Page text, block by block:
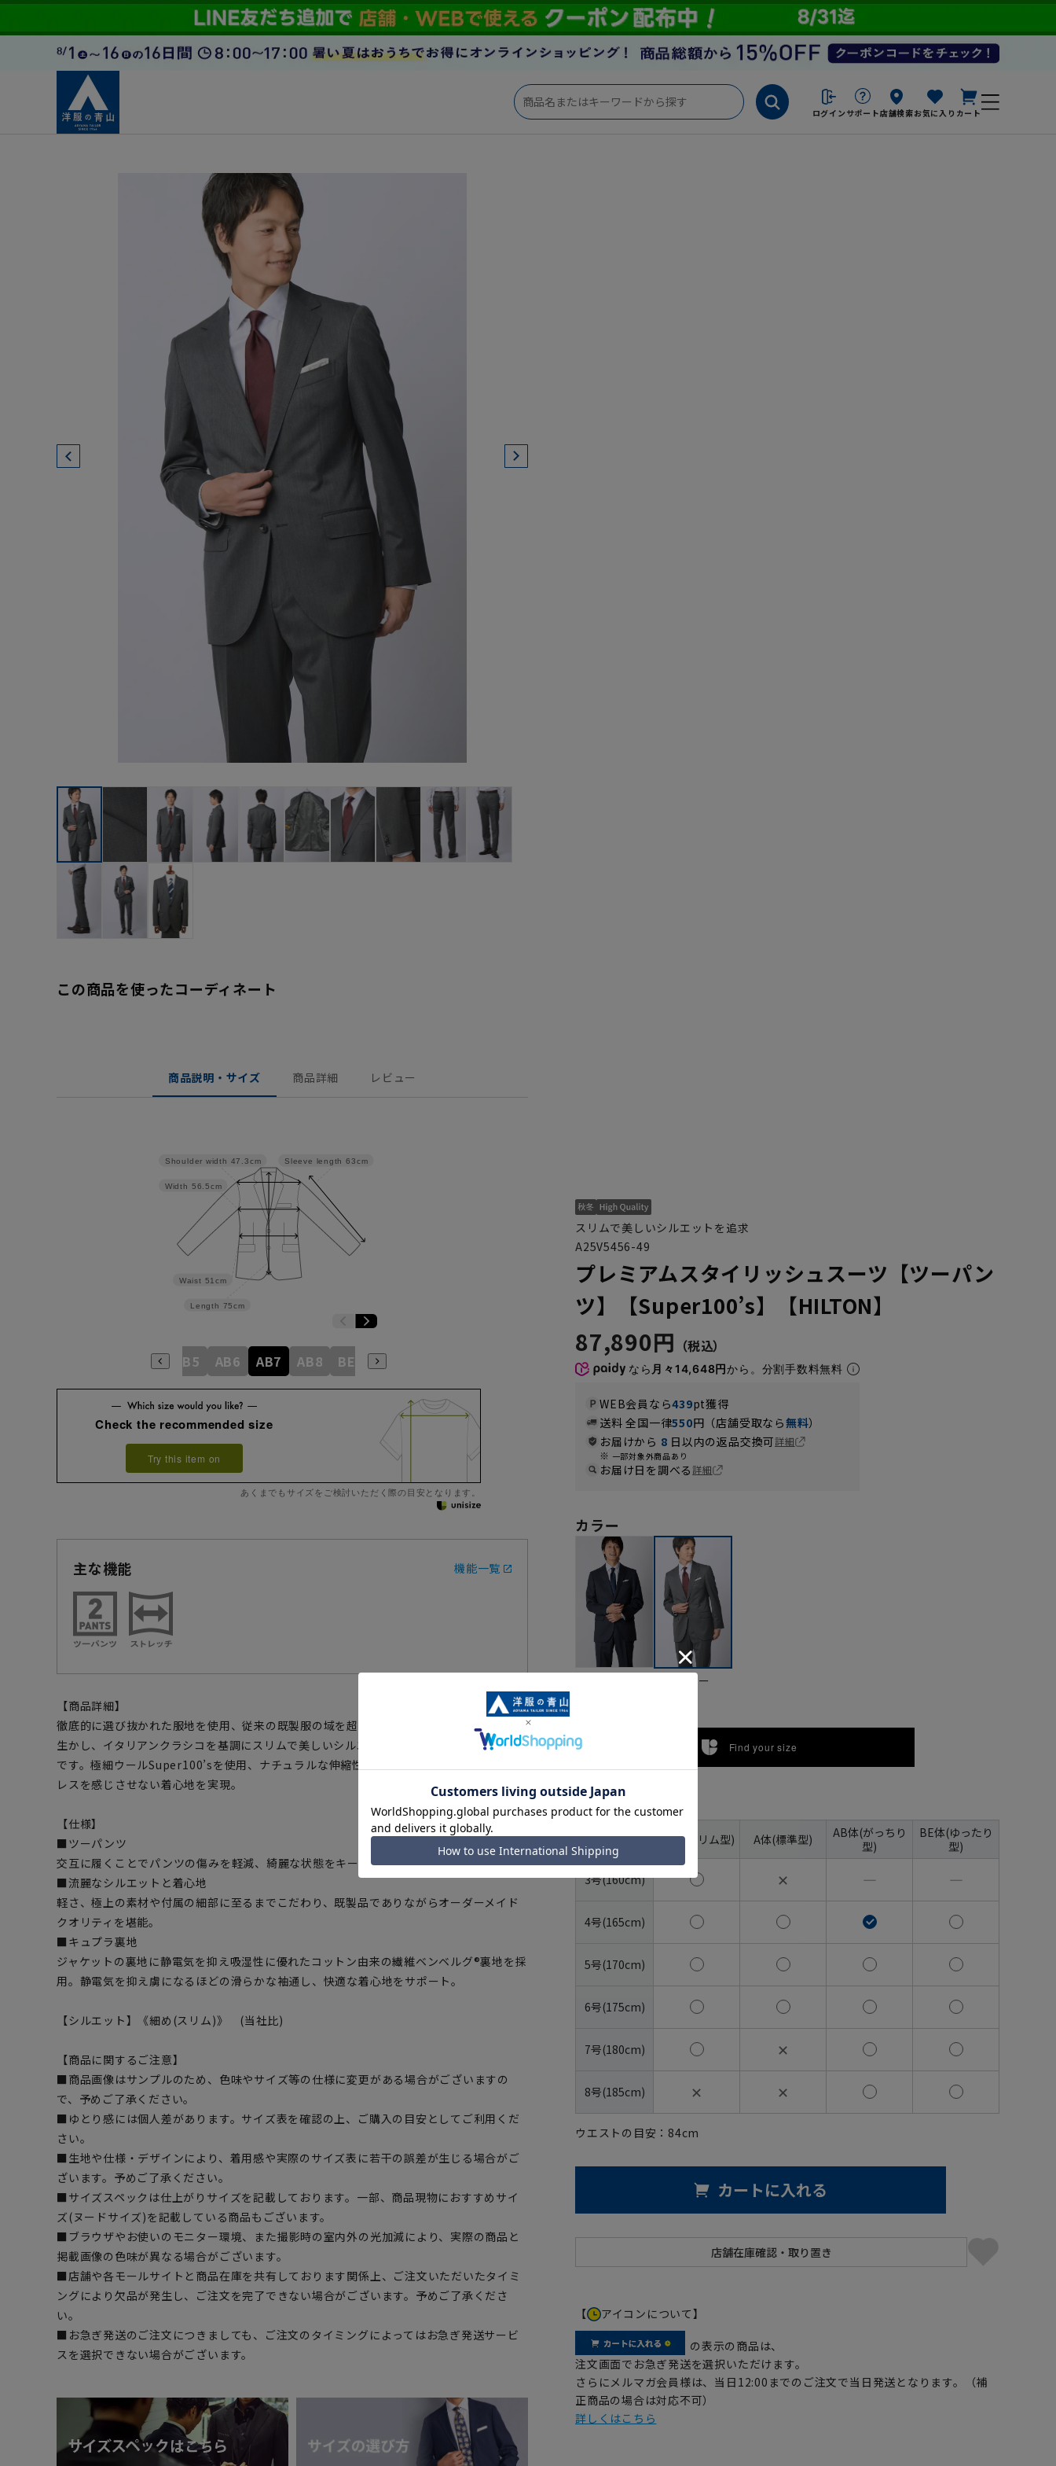
ログイン サポート店舗検索お気に入り カート
この商品を使ったコーディネート
商品説明・サイズ 商品詳細 レビュー
Sleeve length 63cm
Length 75cm
Waist 51cm
Width 56.5cm
Shoulder width 47.3cm
AB4 AB5 AB6 AB7 AB8 BE3 BE4 YA4 YA5 YA6 YA7 YA8
Check the recommended size
Try this item on
あくまでもサイズをご検討いただく際の目安となります。
主な機能 機能一覧
【商品詳細】
徹底的に選び抜かれた服地を使用、従来の既製服の域を超えたハンドメイドの縫製技術を
生かし、イタリアンクラシコを基調にスリムで美しいシルエットを追求した最高級スーツ
です。極細ウールSuper100’sを使用、ナチュラルな伸縮性と滑らかな肌触りを備え、スト
レスを感じさせない着心地を実現。
【仕様】
■ツーパンツ
交互に履くことでパンツの傷みを軽減、綺麗な状態をキープ。
■流麗なシルエットと着心地
軽さ、極上の素材や付属の細部に至るまでこだわり、既製品でありながらオーダーメイド
クオリティを堪能。
■キュプラ裏地
ジャケットの裏地に静電気を抑え吸湿性に優れたコットン由来の繊維ベンベルグ®裏地を採
用。静電気を抑え虜になるほどの滑らかな袖通し、快適な着心地をサポート。
【シルエット】《細め(スリム)》 (当社比)
【商品に関するご注意】
■商品画像はサンプルのため、色味やサイズ等の仕様に変更がある場合がございますの
で、予めご了承ください。
■ゆとり感には個人差があります。サイズ表を確認の上、ご購入の目安としてご利用くだ
さい。
■生地や仕様・デザインにより、着用感や実際のサイズ表に若干の誤差が生じる場合がご
ざいます。予めご了承ください。
■サイズスペックは仕上がりサイズを記載しております。一部、商品現物におすすめサイ
ズ(ヌードサイズ)を記載している商品もございます。
■ブラウザやお使いのモニター環境、また撮影時の室内外の光加減により、実際の商品と
掲載画像の色味が異なる場合がございます。
■店舗や各モールサイトと商品在庫を共有しております関係上、ご注文いただいたタイミ
ングにより欠品が発生し、ご注文を完了できない場合がございます。予めご了承くださ
い。
■お急ぎ発送のご注文につきましても、ご注文のタイミングによってはお急ぎ発送サービ
スを選択できない場合がございます。
スリムで美しいシルエットを追求
A25V5456-49
プレミアムスタイリッシュスーツ【ツーパン
ツ】【Super100’s】【HILTON】
87,890円
なら 月々14,648円から。分割手数料無料
WEB会員なら439pt獲得
送料 全国一律550円（店舗受取なら無料）
お届けから 8 日以内の返品交換可詳細
一部対象外商品あり
お届け日を調べる詳細
カラー
グレー
Find your size
サイズ
体型 YA体(スリム型) A体(標準型)
AB体(がっちり
型)
BE体(ゆったり
型)
3号(160cm) ✕ ― ―
4号(165cm)
5号(170cm)
6号(175cm)
7号(180cm) ✕
8号(185cm) ✕ ✕
ウエストの目安： 84cm
カートに入れる
【 アイコンについて】
の表示の商品は、
注文画面でお急ぎ発送を選択いただけます。
さらにメルマガ会員様は、当日12:00までのご注文で当日発送となります。（補
正商品の場合は対応不可）
詳しくはこちら